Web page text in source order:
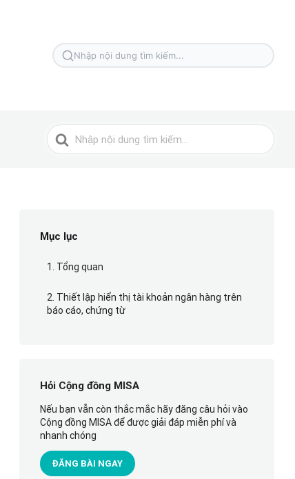
Tìm
Tìm
kiếm
Mục lục
1. Tổng quan
2. Thiết lập hiển thị tài khoản ngân hàng trên
báo cáo, chứng từ
Hỏi Cộng đồng MISA
Nếu bạn vẫn còn thắc mắc hãy đăng câu hỏi vào
Cộng đồng MISA để được giải đáp miễn phí và
nhanh chóng
ĐĂNG BÀI NGAY